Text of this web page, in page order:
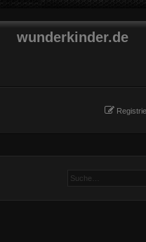
wunderkinder.de